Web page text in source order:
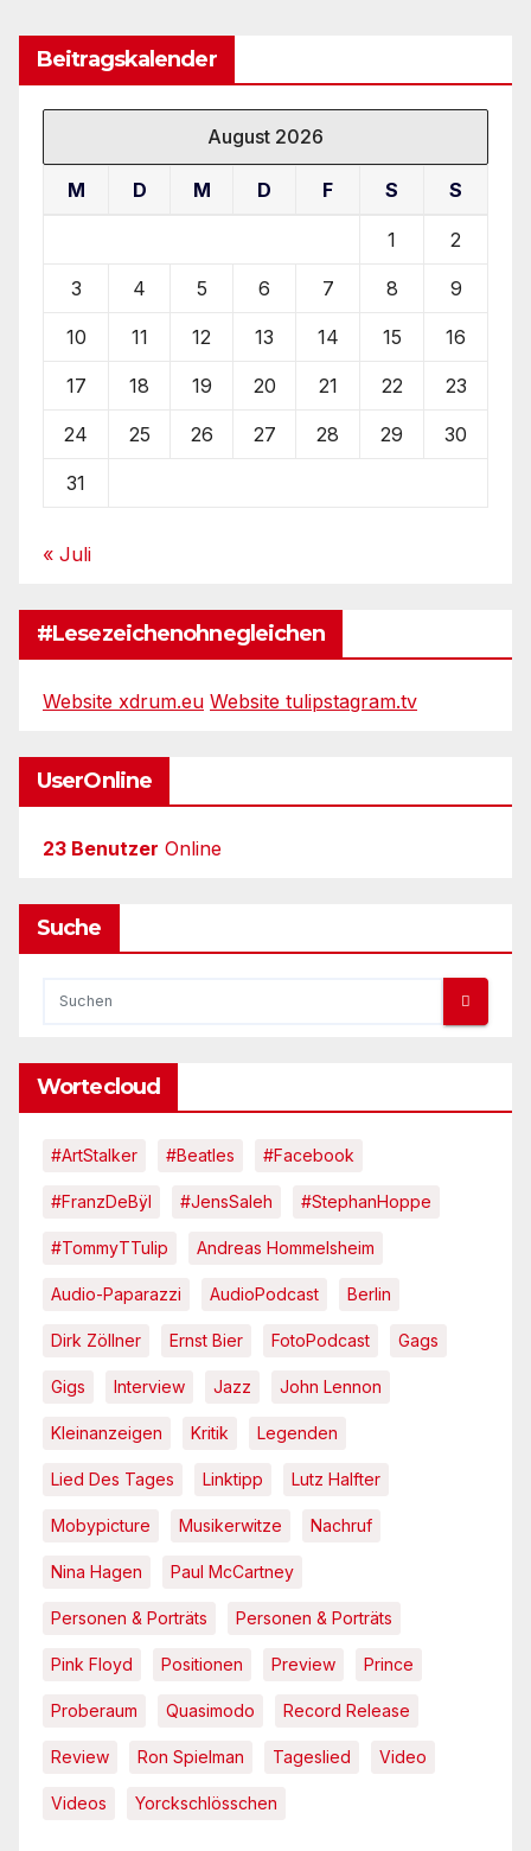
Beitragskalender
August 2026
M D M D F S S
1 2
3 4 5 6 7 8 9
10 11 12 13 14 15 16
17 18 19 20 21 22 23
24 25 26 27 28 29 30
31
« Juli
#Lesezeichenohnegleichen
Website xdrum.eu Website tulipstagram.tv
UserOnline
23 Benutzer Online
Suche
Wortecloud
#ArtStalker #Beatles #Facebook
#FranzDeBÿl #JensSaleh #StephanHoppe
#TommyTTulip Andreas Hommelsheim
Audio-Paparazzi AudioPodcast Berlin
Dirk Zöllner Ernst Bier FotoPodcast Gags
Gigs Interview Jazz John Lennon
Kleinanzeigen Kritik Legenden
Lied Des Tages Linktipp Lutz Halfter
Mobypicture Musikerwitze Nachruf
Nina Hagen Paul McCartney
Personen & Porträts Personen & Porträts
Pink Floyd Positionen Preview Prince
Proberaum Quasimodo Record Release
Review Ron Spielman Tageslied Video
Videos Yorckschlösschen